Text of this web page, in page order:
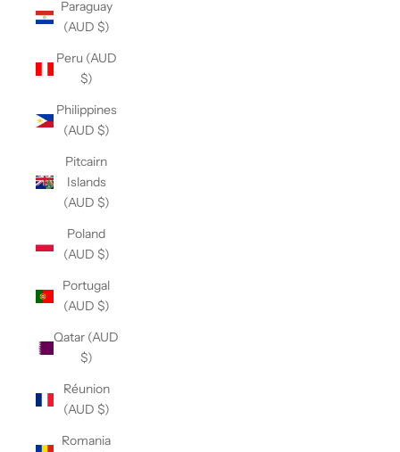
Paraguay
(AUD $)
Peru (AUD
$)
Philippines
(AUD $)
Pitcairn
Islands
(AUD $)
Poland
(AUD $)
Portugal
(AUD $)
Qatar (AUD
$)
Réunion
(AUD $)
Romania